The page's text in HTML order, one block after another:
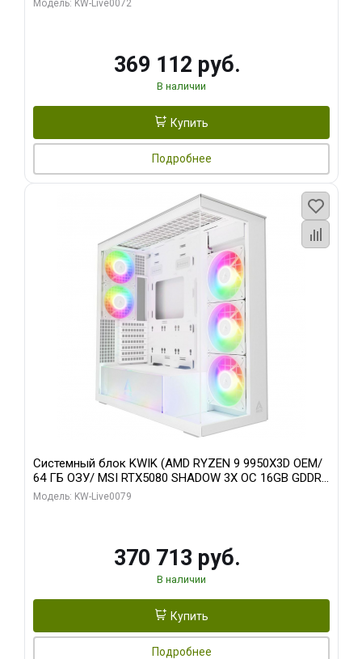
Модель: KW-Live0072
369 112 руб.
В наличии
Купить
Подробнее
Системный блок KWIK (AMD RYZEN 9 9950X3D OEM/
64 ГБ ОЗУ/ MSI RTX5080 SHADOW 3X OC 16GB GDDR7
256bit 3xDP HDMI/ 960 ГБ SSD)
Модель: KW-Live0079
370 713 руб.
В наличии
Купить
Подробнее